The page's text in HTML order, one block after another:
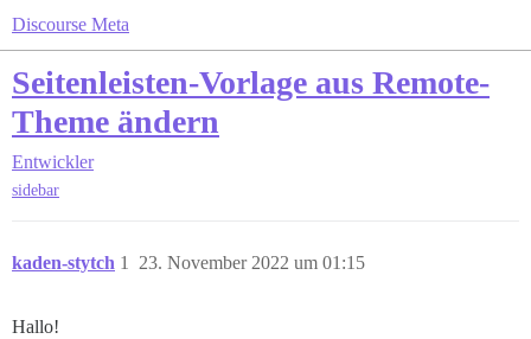
Discourse Meta
Seitenleisten-Vorlage aus Remote-
Theme ändern
Entwickler
sidebar
kaden-stytch 23. November 2022 um 01:15
1
Hallo!